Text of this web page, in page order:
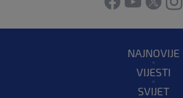
NAJNOVIJE
VIJESTI
SVIJET